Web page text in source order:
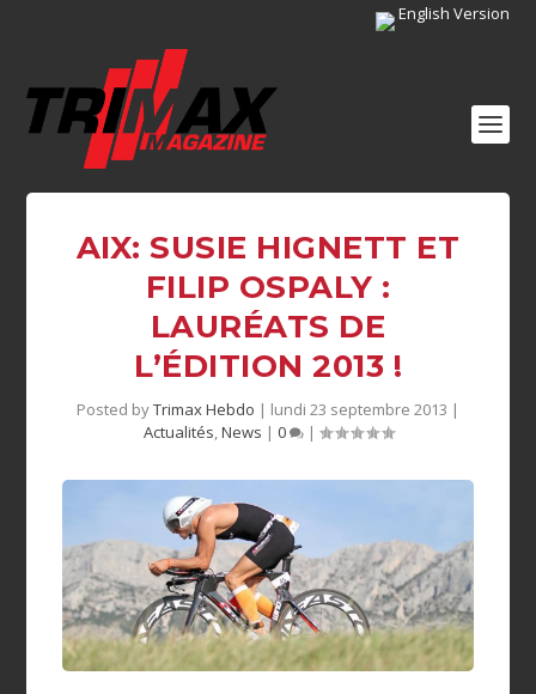
English Version
AIX: SUSIE HIGNETT ET
FILIP OSPALY :
LAURÉATS DE
L’ÉDITION 2013 !
Posted byTrimax Hebdo | lundi 23 septembre 2013 |
Actualités,News | 0 |